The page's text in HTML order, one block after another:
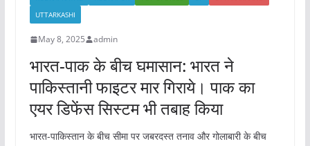
UTTARKASHI
May 8, 2025 admin
भारत-पाक के बीच घमासान: भारत ने
पाकिस्तानी फाइटर मार गिराये। पाक का
एयर डिफेंस सिस्टम भी तबाह किया
भारत-पाकिस्तान के बीच सीमा पर जबरदस्त तनाव और गोलाबारी के बीच